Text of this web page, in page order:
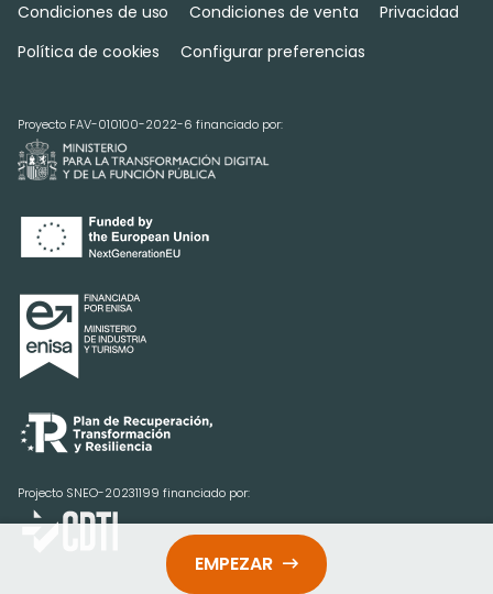
EMPEZAR
Condiciones de uso
Condiciones de venta
Privacidad
Política de cookies
Configurar preferencias
Proyecto FAV-010100-2022-6 financiado por:
Projecto SNEO-20231199 financiado por: